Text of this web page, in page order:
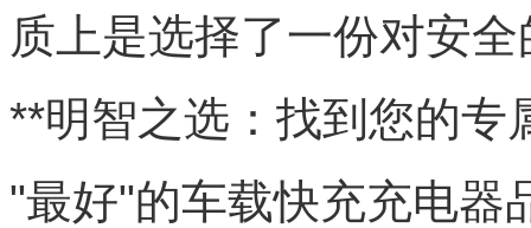
质上是选择了一份对安
**明智之选：找到您的专
"最好"的车载快充充电器